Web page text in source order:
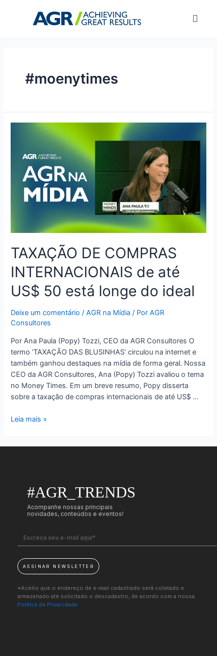
#moenytimes
TAXAÇÃO DE COMPRAS
INTERNACIONAIS de até
US$ 50 está longe do ideal
Deixe um comentário /AGR na Mídia / PorAGR
Consultores
Por Ana Paula (Popy) Tozzi, CEO da AGR Consultores O
termo ‘TAXAÇÃO DAS BLUSINHAS’ circulou na internet e
também ganhou destaques na mídia de forma geral. Nossa
CEO da AGR Consultores, Ana (Popy) Tozzi avaliou o tema
no Money Times. Em um breve resumo, Popy disserta
sobre a taxação de compras internacionais de até US$ …
Leia mais »
#AGR_TRENDS
Acompanhe nossas principais
novidades, conteúdos e eventos!
ASSINAR NEWSLETTER
*Aceito que o endereço de e-mail cadastrado será coletado e
armazenado até solicitado o descadastro, de acordo com a nossa
Política de Privacidade.